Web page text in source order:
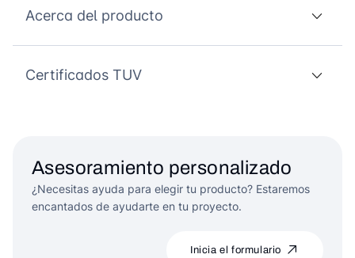
Acerca del producto
Certificados TUV
Asesoramiento personalizado
¿Necesitas ayuda para elegir tu producto? Estaremos
encantados de ayudarte en tu proyecto.
Inicia el formulario